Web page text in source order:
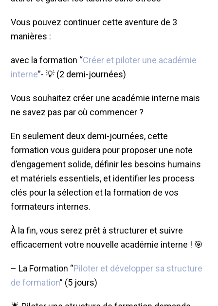
Vous pouvez continuer cette aventure de 3
manières :
avec la formation “Créer et piloter une académie
interne”- 💡 (2 demi-journées)
Vous souhaitez créer une académie interne mais
ne savez pas par où commencer ?
En seulement deux demi-journées, cette
formation vous guidera pour proposer une note
d’engagement solide, définir les besoins humains
et matériels essentiels, et identifier les process
clés pour la sélection et la formation de vos
formateurs internes.
À la fin, vous serez prêt à structurer et suivre
efficacement votre nouvelle académie interne ! 🎯
– La Formation “Piloter et développer sa structure
de formation” (5 jours)